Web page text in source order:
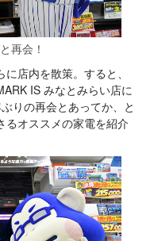
再会！
店内を散策。すると、
IS みなとみらい店に
りの再会とあってか、と
るオススメの家電を紹介